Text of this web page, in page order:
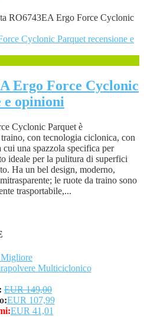
RO6743EA Ergo Force Cyclonic
Ergo Force Cyclonic
e opinioni
Cyclonic Parquet è
traino, con tecnologia ciclonica, con
una spazzola specifica per
ideale per la pulitura di superfici
Ha un bel design, moderno,
le ruote da traino sono
trasportabile,...
Multiciclonico
EUR 149,00
EUR 107,99
EUR 41,01